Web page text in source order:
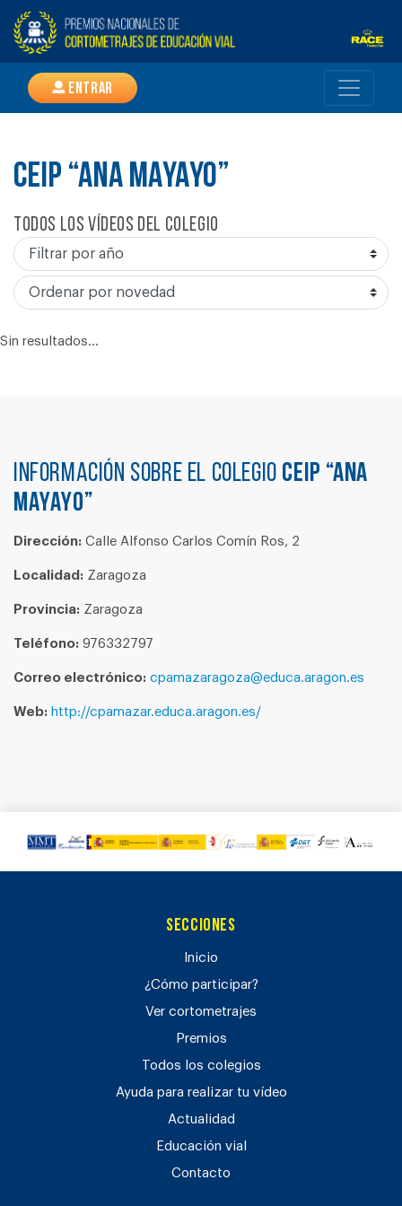
Entrar
CEIP “ANA MAYAYO”
Todos los vídeos del colegio
Sin resultados...
Información sobre el colegio CEIP “ANA
MAYAYO”
Dirección: Calle Alfonso Carlos Comín Ros, 2
Localidad: Zaragoza
Provincia: Zaragoza
Teléfono: 976332797
Correo electrónico: cpamazaragoza@educa.aragon.es
Web: http://cpamazar.educa.aragon.es/
Secciones
Inicio
¿Cómo participar?
Ver cortometrajes
Premios
Todos los colegios
Ayuda para realizar tu vídeo
Actualidad
Educación vial
Contacto